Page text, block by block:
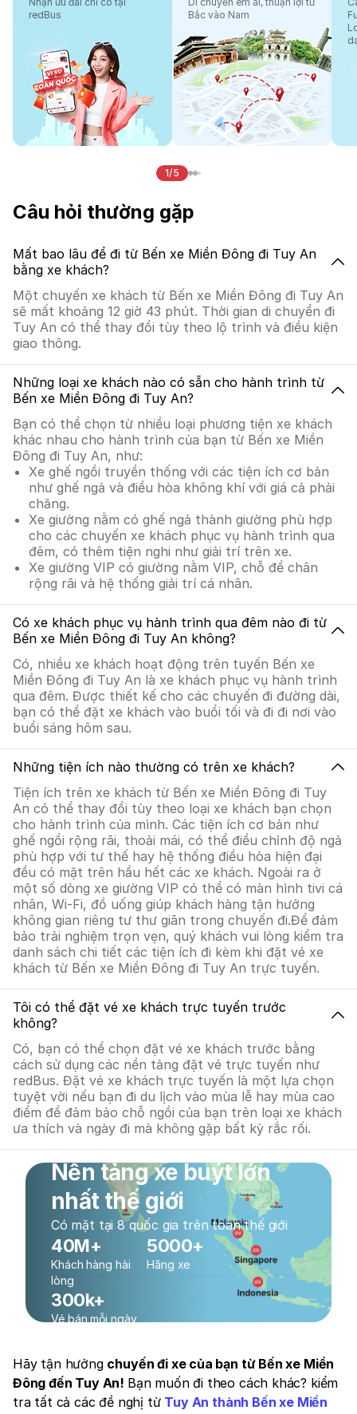
redBus
Bắc vào Nam
1/5
Câu hỏi thường gặp
Mất bao lâu để đi từ Bến xe Miền Đông đi Tuy An
bằng xe khách?
Một chuyến xe khách từ Bến xe Miền Đông đi Tuy An
sẽ mất khoảng 12 giờ 43 phút. Thời gian di chuyển đi
Tuy An có thể thay đổi tùy theo lộ trình và điều kiện
giao thông.
Những loại xe khách nào có sẵn cho hành trình từ
Bến xe Miền Đông đi Tuy An?
Bạn có thể chọn từ nhiều loại phương tiện xe khách
khác nhau cho hành trình của bạn từ Bến xe Miền
Đông đi Tuy An, như:
Xe ghế ngồi truyền thống với các tiện ích cơ bản
như ghế ngả và điều hòa không khí với giá cả phải
chăng.
Xe giường nằm có ghế ngả thành giường phù hợp
cho các chuyến xe khách phục vụ hành trình qua
đêm, có thêm tiện nghi như giải trí trên xe.
Xe giường VIP có giường nằm VIP, chỗ để chân
rộng rãi và hệ thống giải trí cá nhân.
Có xe khách phục vụ hành trình qua đêm nào đi từ
Bến xe Miền Đông đi Tuy An không?
Có, nhiều xe khách hoạt động trên tuyến Bến xe
Miền Đông đi Tuy An là xe khách phục vụ hành trình
qua đêm. Được thiết kế cho các chuyến đi đường dài,
bạn có thể đặt xe khách vào buổi tối và đi đi nơi vào
buổi sáng hôm sau.
Những tiện ích nào thường có trên xe khách?
Tiện ích trên xe khách từ Bến xe Miền Đông đi Tuy
An có thể thay đổi tùy theo loại xe khách bạn chọn
cho hành trình của mình. Các tiện ích cơ bản như
ghế ngồi rộng rãi, thoải mái, có thể điều chỉnh độ ngả
phù hợp với tư thế hay hệ thống điều hòa hiện đại
đều có mặt trên hầu hết các xe khách. Ngoài ra ở
một số dòng xe giường VIP có thể có màn hình tivi cá
nhân, Wi-Fi, đồ uống giúp khách hàng tận hưởng
không gian riêng tư thư giãn trong chuyến đi.Để đảm
bảo trải nghiệm trọn vẹn, quý khách vui lòng kiểm tra
danh sách chi tiết các tiện ích đi kèm khi đặt vé xe
khách từ Bến xe Miền Đông đi Tuy An trực tuyến.
Tôi có thể đặt vé xe khách trực tuyến trước
không?
Có, bạn có thể chọn đặt vé xe khách trước bằng
cách sử dụng các nền tảng đặt vé trực tuyến như
redBus. Đặt vé xe khách trực tuyến là một lựa chọn
tuyệt vời nếu bạn đi du lịch vào mùa lễ hay mùa cao
điểm để đảm bảo chỗ ngồi của bạn trên loại xe khách
ưa thích và ngày đi mà không gặp bất kỳ rắc rối.
Nền tảng xe buýt lớn
nhất thế giới
Có mặt tại 8 quốc gia trên toàn thế giới
40M+
Khách hàng hài
lòng
5000+
Hãng xe
300k+
Vé bán mỗi ngày
Hãy tận hưởng chuyến đi xe của bạn từ Bến xe Miền
Đông đến Tuy An! Bạn muốn đi theo cách khác? kiểm
tra tất cả các đề nghị từ Tuy An thành Bến xe Miền